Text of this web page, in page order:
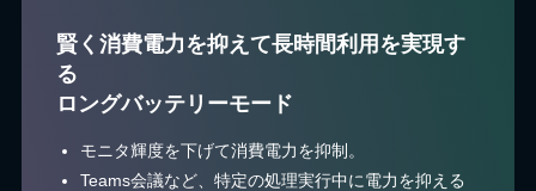
賢く消費電力を抑えて長時間利用を実現す
る
ロングバッテリーモード
モニタ輝度を下げて消費電力を抑制。
Teams会議など、特定の処理実行中に電力を抑える